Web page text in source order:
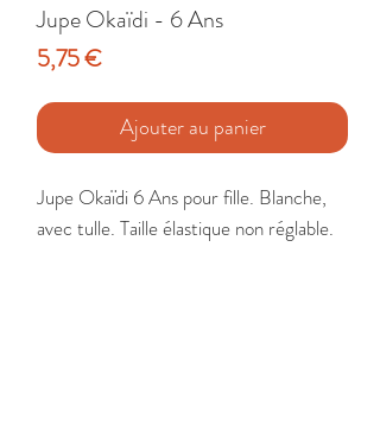
Jupe Okaïdi - 6 Ans
5,75 €Prix
Ajouter au panier
Jupe Okaïdi 6 Ans pour fille. Blanche,
avec tulle. Taille élastique non réglable.